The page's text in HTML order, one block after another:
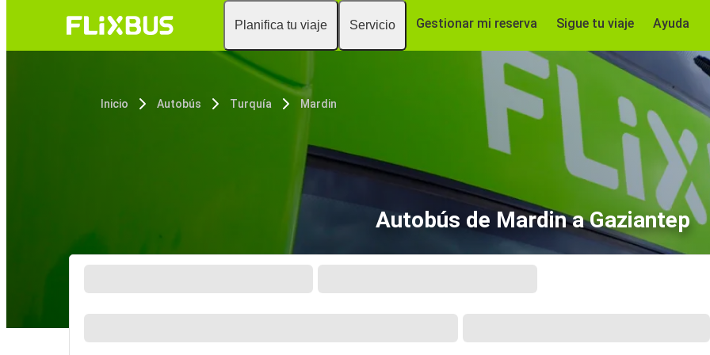
Planifica tu viaje Servicio Gestionar mi reserva Sigue tu viaje Ayuda
Inicio Autobús Turquía Mardin
Autobús de Mardin a Gaziantep